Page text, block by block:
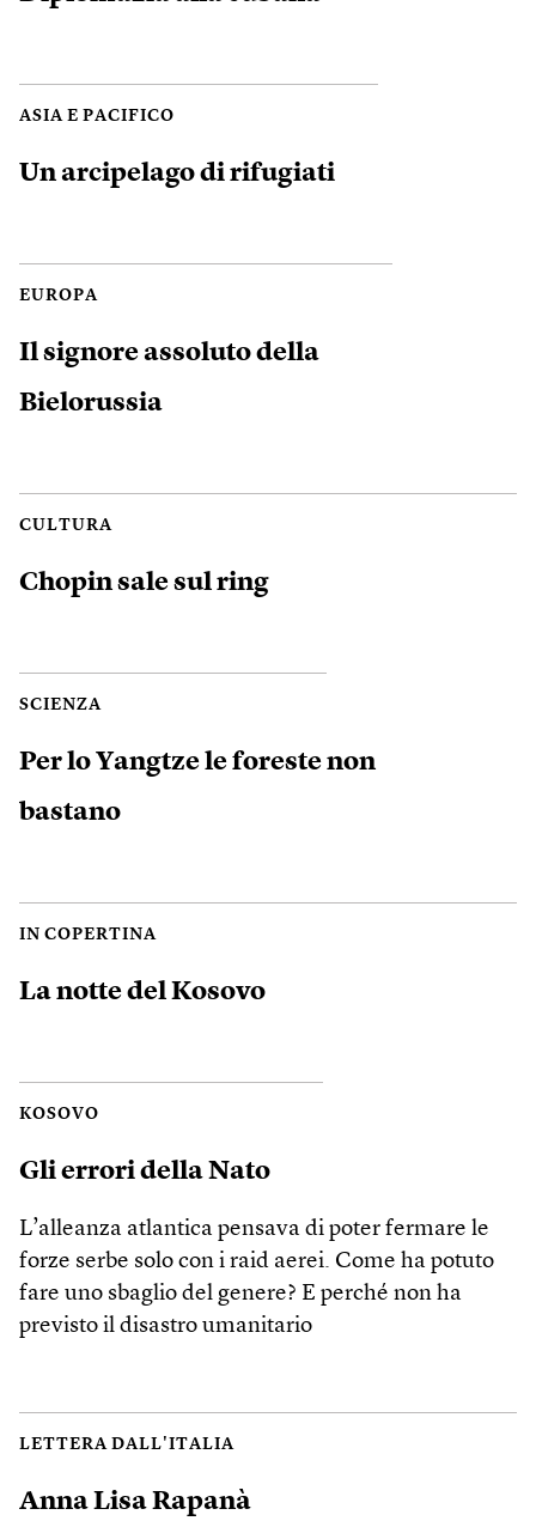
ASIA E PACIFICO
Un arcipelago di rifugiati
EUROPA
Il signore assoluto della
Bielorussia
CULTURA
Chopin sale sul ring
SCIENZA
Per lo Yangtze le foreste non
bastano
IN COPERTINA
La notte del Kosovo
KOSOVO
Gli errori della Nato
L’alleanza atlantica pensava di poter fermare le
forze serbe solo con i raid aerei. Come ha potuto
fare uno sbaglio del genere? E perché non ha
previsto il disastro umanitario
LETTERA DALL'ITALIA
Anna Lisa Rapanà